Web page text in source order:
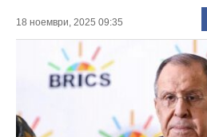
18 ноември, 2025 09:35